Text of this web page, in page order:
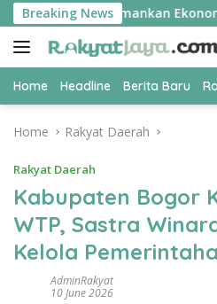
Skip
to
content
Breaking News
Kunci Amankan Ekonomi
Home Headline Berita Baru
Home Rakyat Daerah
Rakyat Daerah
Kabupaten Bogor
WTP, Sastra
Kelola
AdminRakyat
10 June 2026